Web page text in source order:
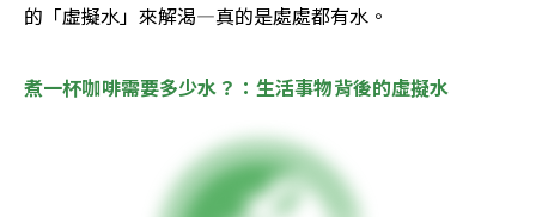
的「虛擬水」來解渴—真的是處處都有水。
煮一杯咖啡需要多少水？：生活事物背後的虛擬水